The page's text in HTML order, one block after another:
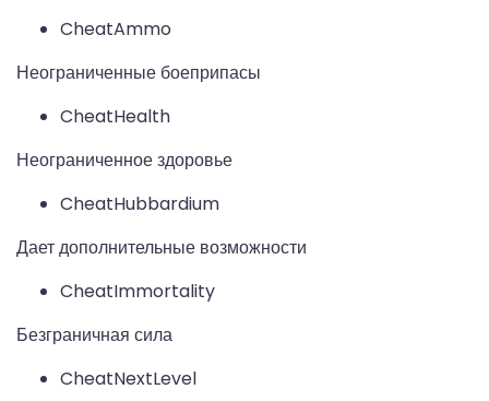
CheatAmmo
Неограниченные боеприпасы
CheatHealth
Неограниченное здоровье
CheatHubbardium
Дает дополнительные возможности
CheatImmortality
Безграничная сила
CheatNextLevel